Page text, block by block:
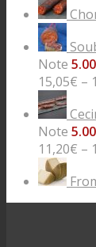
Note 5.00
15,05€ –
Note 5.00
11,20€ –